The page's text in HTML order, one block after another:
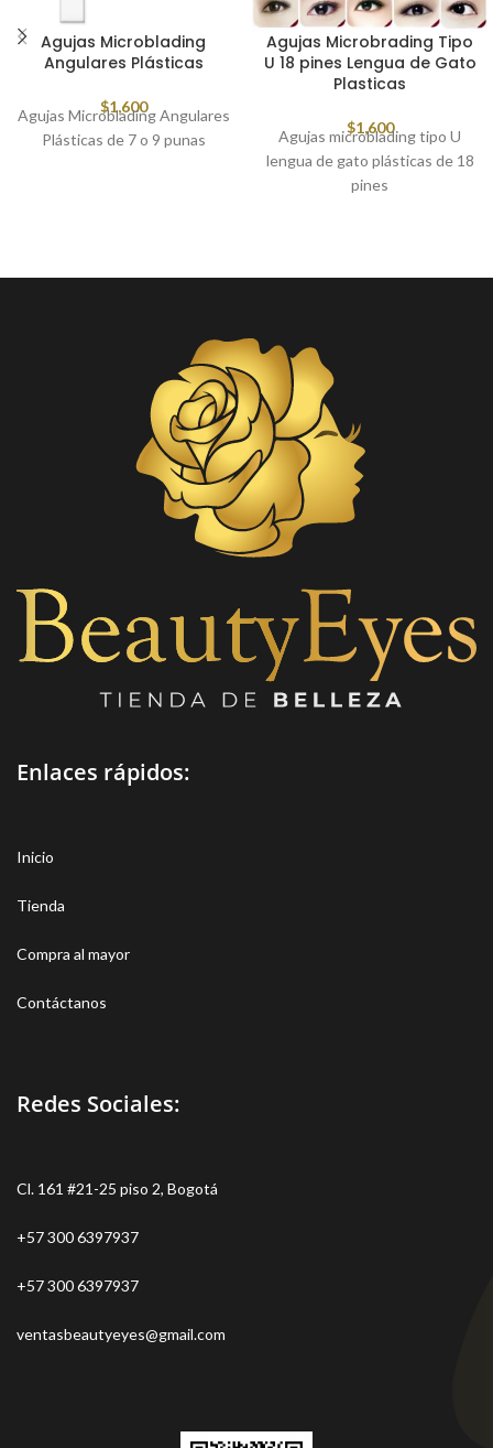
Agujas Microblading
Angulares Plásticas
$1,600
Agujas Microblading Angulares
Plásticas de 7 o 9 punas
Agujas Microbrading Tipo
U 18 pines Lengua de Gato
Plasticas
$1,600
Agujas microblading tipo U
lengua de gato plásticas de 18
pines
Enlaces rápidos:
Inicio
Tienda
Compra al mayor
Contáctanos
Redes Sociales:
Cl. 161 #21-25 piso 2, Bogotá
+57 300 6397937
+57 300 6397937
ventasbeautyeyes@gmail.com